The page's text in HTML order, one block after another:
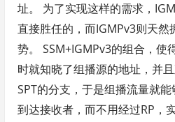
址。 为了实现这样的需求，
直接胜任的，而IGMPv3则天然
势。 SSM+IGMPv3的组合，使
时就知晓了组播源的地址，并
SPT的分支，于是组播流量就
到达接收者，而不用经过RP，